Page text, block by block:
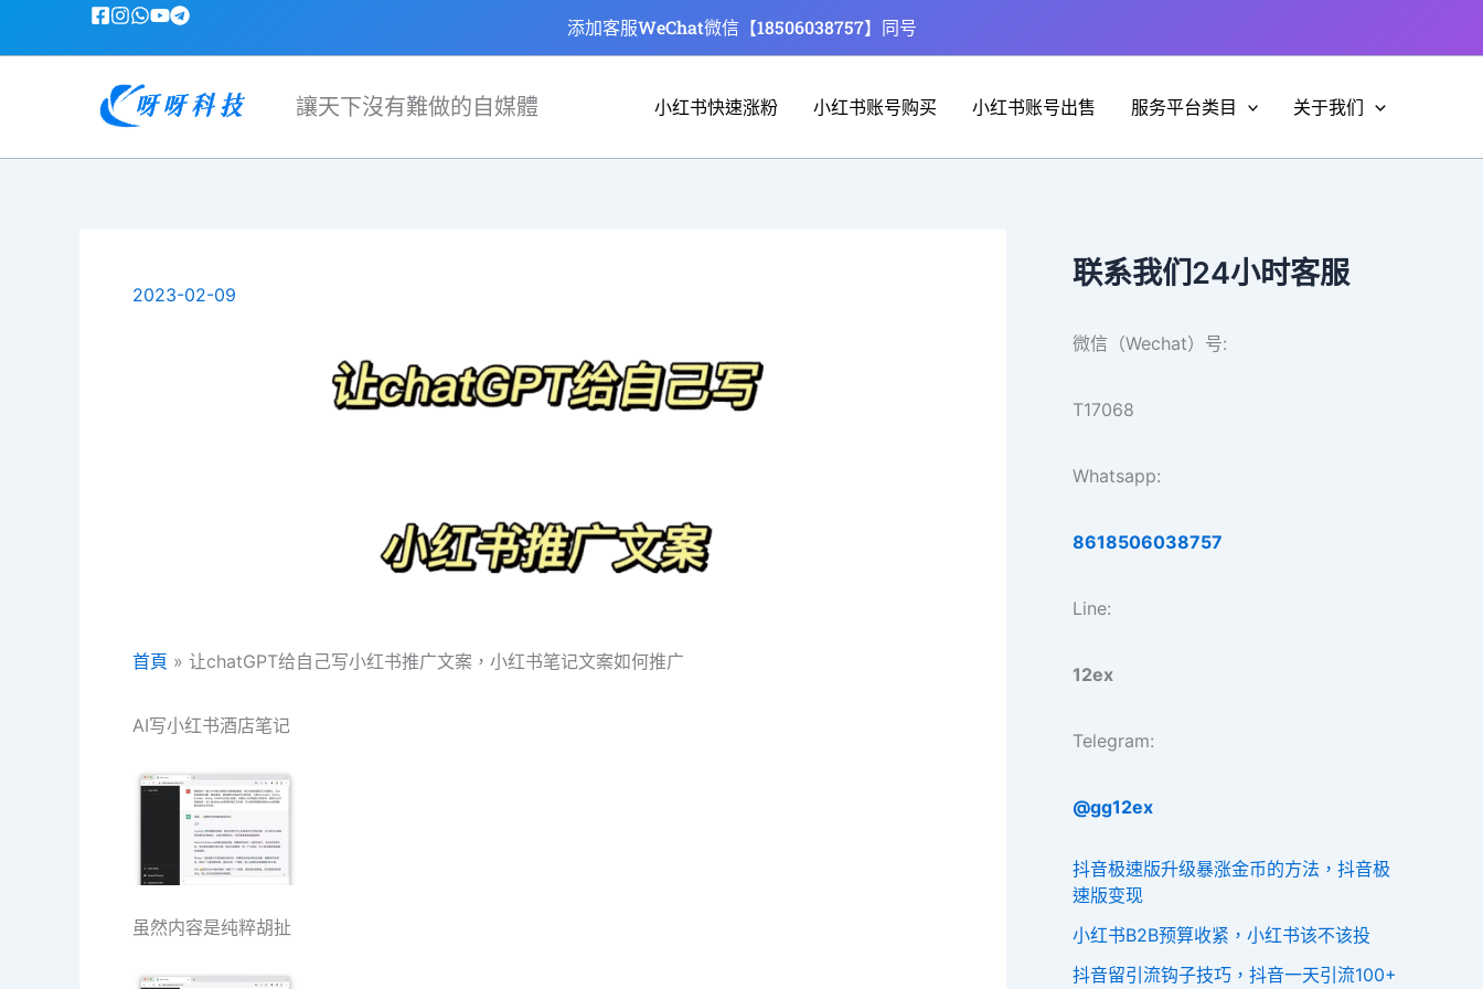
容
添加客服WeChat微信【18506038757】同号
讓天下沒有難做的自媒體 小红书快速涨粉 小红书账号购买 小红书账号出售 服务平台类目 关于我们
2023-02-09
首頁 让chatGPT给自己写小红书推广文案，小红书笔记文案如何推广
AI写小红书酒店笔记
虽然内容是纯粹胡扯
联系我们24小时客服
微信（Wechat）号:
T17068
Whatsapp:
8618506038757
Line:
12ex
Telegram:
@gg12ex
抖音极速版升级暴涨金币的方法，抖音极
速版变现
小红书B2B预算收紧，小红书该不该投
抖音留引流钩子技巧，抖音一天引流100+